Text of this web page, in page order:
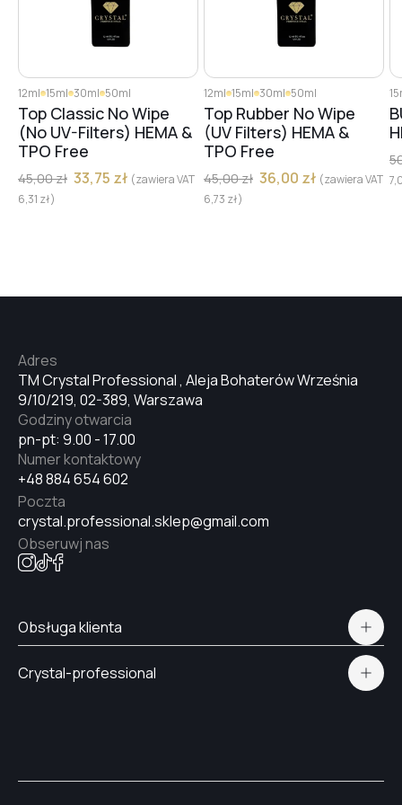
#56
#57
#59
#6
#9
#12
#11
12ml 15ml 30ml 50ml
Top Classic No Wipe
(No UV-Filters) HEMA &
TPO Free
45,00zł 33,75 zł (zawiera VAT
6,31 zł)
12ml 15ml 30ml 50ml
Top Rubber No Wipe
(UV Filters) HEMA &
TPO Free
45,00zł 36,00 zł (zawiera VAT
6,73 zł)
TM Crystal Professional , Aleja Bohaterów Września
9/10/219, 02-389, Warszawa
Adres
pn-pt: 9.00 - 17.00
Godziny otwarcia
+48 884 654 602
Numer kontaktowy
crystal.professional.sklep@gmail.com
Poczta
Obseruwj nas
Obsługa klienta
Dostawa i płatność
Crystal-professional